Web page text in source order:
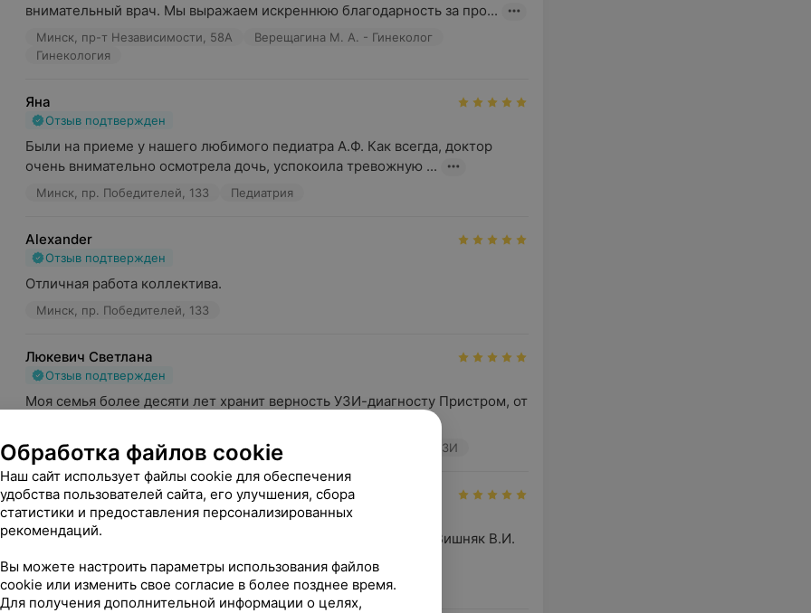
внимательный врач. Мы выражаем искреннюю благодарность за про...
Минск, пр-т Независимости, 58А
Верещагина М. А. - Гинеколог
Гинекология
Яна
Отзыв подтвержден
Были на приеме у нашего любимого педиатра А.Ф. Как всегда, доктор
очень внимательно осмотрела дочь, успокоила тревожную ...
Минск, пр. Победителей, 133 Педиатрия
Alexander
Отзыв подтвержден
Отличная работа коллектива.
Минск, пр. Победителей, 133
Люкевич Светлана
Отзыв подтвержден
Моя семья более десяти лет хранит верность УЗИ-диагносту Пристром, от
Минск, пр-т Независимости, 58А Пристром М. К. - Врач УЗД УЗИ
Татьяна
Отзыв подтвержден
Замечательный, внимательный, компетентный офтальмолог Вишняк В.И.
Минск, пр-т Независимости, 58А Вишняк В. И. - Офтальмолог
Обработка файлов cookie
Наш сайт использует файлы cookie для обеспечения
удобства пользователей сайта, его улучшения, сбора
статистики и предоставления персонализированных
рекомендаций.
Вы можете настроить параметры использования файлов
cookie или изменить свое согласие в более позднее время.
Для получения дополнительной информации о целях,